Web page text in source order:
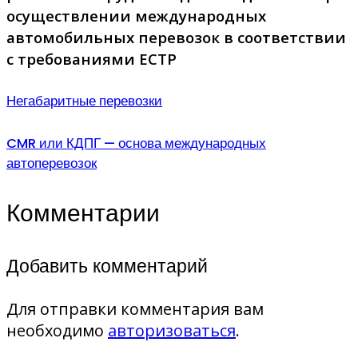
осуществлении международных
автомобильных перевозок в соответствии
с требованиями ЕСТР
Негабаритные перевозки
CMR или КДПГ — основа международных
автоперевозок
Комментарии
Добавить комментарий
Для отправки комментария вам
необходимо авторизоваться.